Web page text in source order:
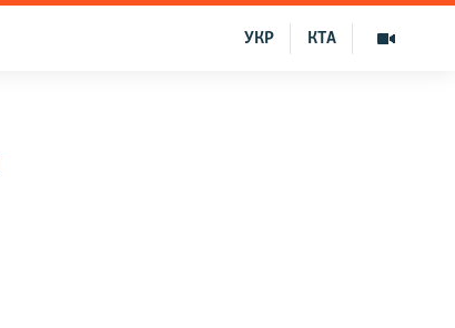
КТА
УКР